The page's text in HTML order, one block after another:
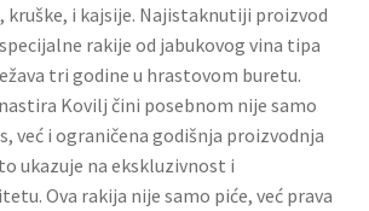
kruške, i kajsije. Najistaknutiji proizvod
rakije od jabukovog vina tipa
tri godine u hrastovom buretu.
Kovilj čini posebnom nije samo
već i ograničena godišnja proizvodnja
ukazuje na ekskluzivnost i
Ova rakija nije samo piće, već prava